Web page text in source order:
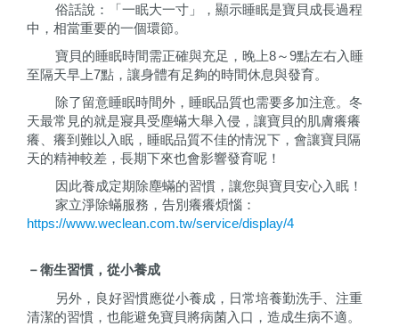
俗話說：「一眠大一寸」，顯示睡眠是寶貝成長過程
中，相當重要的一個環節。
寶貝的睡眠時間需正確與充足，晚上8～9點左右入睡
至隔天早上7點，讓身體有足夠的時間休息與發育。
除了留意睡眠時間外，睡眠品質也需要多加注意。冬
天最常見的就是寢具受塵蟎大舉入侵，讓寶貝的肌膚癢癢
癢、癢到難以入眠，睡眠品質不佳的情況下，會讓寶貝隔
天的精神較差，長期下來也會影響發育呢！
因此養成定期除塵蟎的習慣，讓您與寶貝安心入眠！
家立淨除蟎服務，告別癢癢煩惱 ：
https://www.weclean.com.tw/service/display/4
－衛生習慣，從小養成
另外，良好習慣應從小養成，日常培養勤洗手、注重
清潔的習慣，也能避免寶貝將病菌入口，造成生病不適。